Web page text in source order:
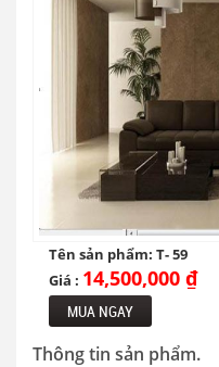
Tên sản phẩm: T- 59
Giá : 14,500,000 ₫
MUA NGAY
Thông tin sản phẩm.